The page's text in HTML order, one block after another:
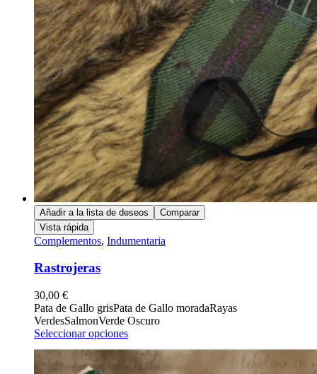
Añadir a la lista de deseos
Comparar
Vista rápida
Complementos, Indumentaria
Rastrojeras
30,00 €
Pata de Gallo grisPata de Gallo moradaRayas
VerdesSalmonVerde Oscuro
Seleccionar opciones